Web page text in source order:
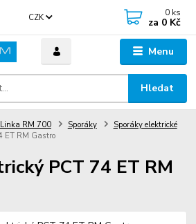
Menu
CZK
Hledat
0 ks
za 0 Kč
Linka RM 700 Sporáky
Sporáky elektrické
ET RM Gastro
PCT 74 ET RM